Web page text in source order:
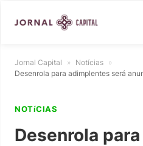
Jornal Capital » Notícias »
Desenrola para adimplentes será
NOTíCIAS
Desenrola